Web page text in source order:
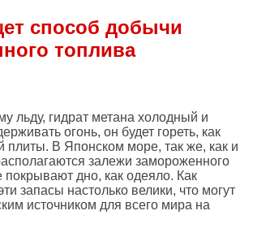
способ добычи
топлива
льду, гидрат метана холодный и
огонь, он будет гореть, как
плиты. В Японском море, так же, как и
залежи замороженного
покрывают дно, как одеяло. Как
запасы настолько велики, что могут
источником для всего мира на